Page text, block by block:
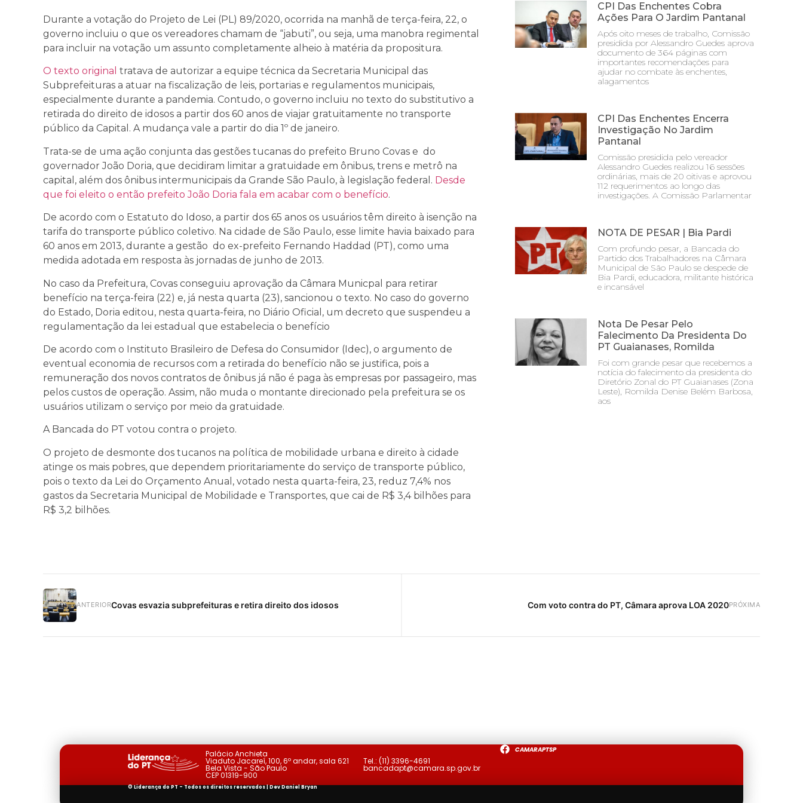
Durante a votação do Projeto de Lei (PL) 89/2020, ocorrida na manhã de terça-feira, 22, o
governo incluiu o que os vereadores chamam de “jabuti”, ou seja, uma manobra regimental
para incluir na votação um assunto completamente alheio à matéria da propositura.
O texto original tratava de autorizar a equipe técnica da Secretaria Municipal das
Subprefeituras a atuar na fiscalização de leis, portarias e regulamentos municipais,
especialmente durante a pandemia. Contudo, o governo incluiu no texto do substitutivo a
retirada do direito de idosos a partir dos 60 anos de viajar gratuitamente no transporte
público da Capital. A mudança vale a partir do dia 1º de janeiro.
Trata-se de uma ação conjunta das gestões tucanas do prefeito Bruno Covas e do
governador João Doria, que decidiram limitar a gratuidade em ônibus, trens e metrô na
capital, além dos ônibus intermunicipais da Grande São Paulo, à legislação federal. Desde
que foi eleito o então prefeito João Doria fala em acabar com o benefício.
De acordo com o Estatuto do Idoso, a partir dos 65 anos os usuários têm direito à isenção na
tarifa do transporte público coletivo. Na cidade de São Paulo, esse limite havia baixado para
60 anos em 2013, durante a gestão do ex-prefeito Fernando Haddad (PT), como uma
medida adotada em resposta às jornadas de junho de 2013.
No caso da Prefeitura, Covas conseguiu aprovação da Câmara Municpal para retirar
benefício na terça-feira (22) e, já nesta quarta (23), sancionou o texto. No caso do governo
do Estado, Doria editou, nesta quarta-feira, no Diário Oficial, um decreto que suspendeu a
regulamentação da lei estadual que estabelecia o benefício
De acordo com o Instituto Brasileiro de Defesa do Consumidor (Idec), o argumento de
eventual economia de recursos com a retirada do benefício não se justifica, pois a
remuneração dos novos contratos de ônibus já não é paga às empresas por passageiro, mas
pelos custos de operação. Assim, não muda o montante direcionado pela prefeitura se os
usuários utilizam o serviço por meio da gratuidade.
A Bancada do PT votou contra o projeto.
O projeto de desmonte dos tucanos na política de mobilidade urbana e direito à cidade
atinge os mais pobres, que dependem prioritariamente do serviço de transporte público,
pois o texto da Lei do Orçamento Anual, votado nesta quarta-feira, 23, reduz 7,4% nos
gastos da Secretaria Municipal de Mobilidade e Transportes, que cai de R$ 3,4 bilhões para
R$ 3,2 bilhões.
CPI Das Enchentes Cobra
Ações Para O Jardim Pantanal
Após oito meses de trabalho, Comissão
presidida por Alessandro Guedes aprova
documento de 364 páginas com
importantes recomendações para
ajudar no combate às enchentes,
alagamentos
CPI Das Enchentes Encerra
Investigação No Jardim
Pantanal
Comissão presidida pelo vereador
Alessandro Guedes realizou 16 sessões
ordinárias, mais de 20 oitivas e aprovou
112 requerimentos ao longo das
investigações. A Comissão Parlamentar
NOTA DE PESAR | Bia Pardi
Com profundo pesar, a Bancada do
Partido dos Trabalhadores na Câmara
Municipal de São Paulo se despede de
Bia Pardi, educadora, militante histórica
e incansável
Nota De Pesar Pelo
Falecimento Da Presidenta Do
PT Guaianases, Romilda
Foi com grande pesar que recebemos a
notícia do falecimento da presidenta do
Diretório Zonal do PT Guaianases (Zona
Leste), Romilda Denise Belém Barbosa,
aos
ANTERIORCovas esvazia subprefeituras e retira direito dos idosos PRÓXIMA
Com voto contra do PT, Câmara aprova LOA 2020
Palácio Anchieta
Viaduto Jacareí, 100, 6º andar, sala 621
Bela Vista - São Paulo
CEP 01319-900
Tel.: (11) 3396-4691
bancadapt@camara.sp.gov.br
CAMARAPTSP
© Liderança do PT - Todos os direitos reservados | DevDaniel Bryan